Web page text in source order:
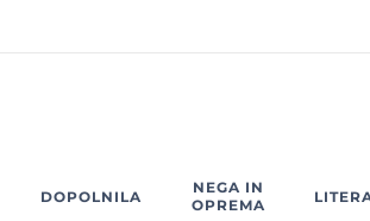
DOPOLNILA
NEGA IN
OPREMA